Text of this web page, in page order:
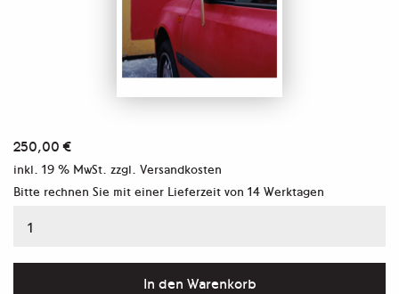
250,00€
inkl. 19 % MwSt. zzgl. Versandkosten
Bitte rechnen Sie mit einer Lieferzeit von 14 Werktagen
Hand-
In den Warenkorb